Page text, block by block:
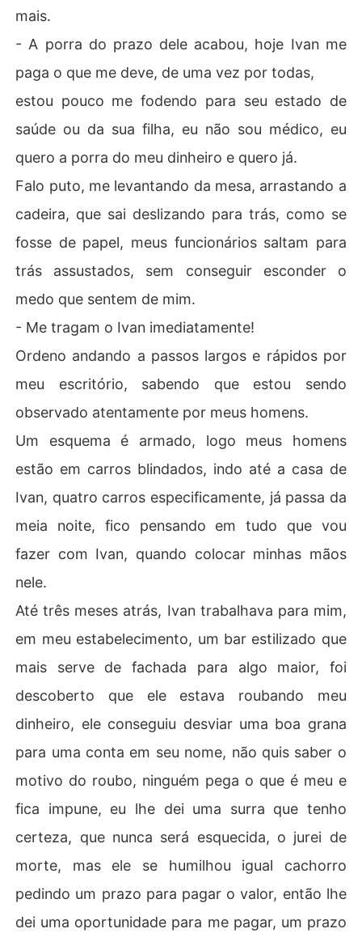
mais.
- A porra do prazo dele acabou, hoje Ivan me
paga o que me deve, de uma vez por todas,
estou pouco me fodendo para seu estado de
saúde ou da sua filha, eu não sou médico, eu
quero a porra do meu dinheiro e quero já.
Falo puto, me levantando da mesa, arrastando a
cadeira, que sai deslizando para trás, como se
fosse de papel, meus funcionários saltam para
trás assustados, sem conseguir esconder o
medo que sentem de mim.
- Me tragam o Ivan imediatamente!
Ordeno andando a passos largos e rápidos por
meu escritório, sabendo que estou sendo
observado atentamente por meus homens.
Um esquema é armado, logo meus homens
estão em carros blindados, indo até a casa de
Ivan, quatro carros especificamente, já passa da
meia noite, fico pensando em tudo que vou
fazer com Ivan, quando colocar minhas mãos
nele.
Até três meses atrás, Ivan trabalhava para mim,
em meu estabelecimento, um bar estilizado que
mais serve de fachada para algo maior, foi
descoberto que ele estava roubando meu
dinheiro, ele conseguiu desviar uma boa grana
para uma conta em seu nome, não quis saber o
motivo do roubo, ninguém pega o que é meu e
fica impune, eu lhe dei uma surra que tenho
certeza, que nunca será esquecida, o jurei de
morte, mas ele se humilhou igual cachorro
pedindo um prazo para pagar o valor, então lhe
dei uma oportunidade para me pagar, um prazo